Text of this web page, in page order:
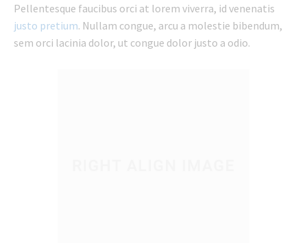
Pellentesque faucibus orci at lorem viverra, id venenatis
justo pretium. Nullam congue, arcu a molestie bibendum,
sem orci lacinia dolor, ut congue dolor justo a odio.